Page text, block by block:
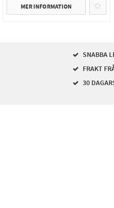
MER INFORMATION
SNABBA
FRAKT
30